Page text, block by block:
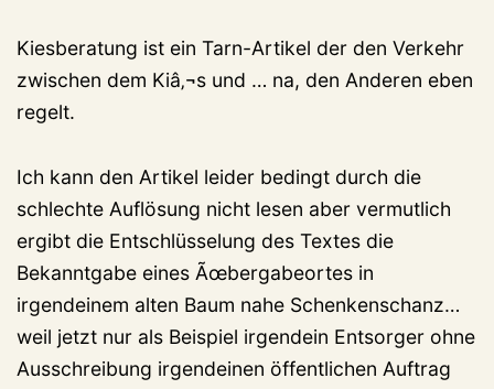
Kiesberatung ist ein Tarn-Artikel der den Verkehr
zwischen dem Kiâ‚¬s und … na, den Anderen eben
regelt.
Ich kann den Artikel leider bedingt durch die
schlechte Auflösung nicht lesen aber vermutlich
ergibt die Entschlüsselung des Textes die
Bekanntgabe eines Ãœbergabeortes in
irgendeinem alten Baum nahe Schenkenschanz…
weil jetzt nur als Beispiel irgendein Entsorger ohne
Ausschreibung irgendeinen öffentlichen Auftrag